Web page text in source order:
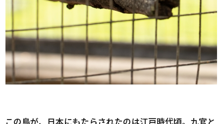
この鳥が、日本にもたらされたのは江戸時代頃。九官と